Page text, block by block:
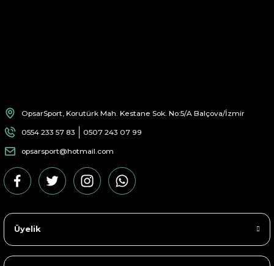
OpsarSport, Korutürk Mah. Kestane Sok. No:5/A Balçova/İzmir
0554 233 57 83 0507 243 07 99
opsarsport@hotmail.com
Üyelik